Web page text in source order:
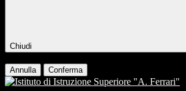
Chiudi
Annulla Conferma